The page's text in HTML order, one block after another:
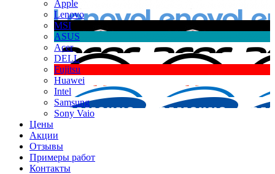
Apple
Lenovo
MSI
ASUS
Acer
DELL
Fujitsu
Huawei
Intel
Samsung
Sony Vaio
Цены
Акции
Отзывы
Примеры работ
Контакты